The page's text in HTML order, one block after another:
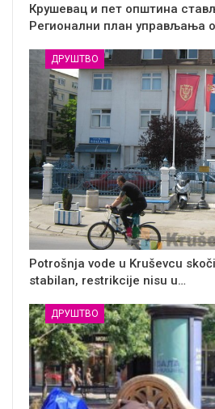
Крушевац и пет општина
Регионални план управљања
ДРУШТВО
Potrošnja vode u Kruševcu
stabilan, restrikcije nisu u…
ДРУШТВО